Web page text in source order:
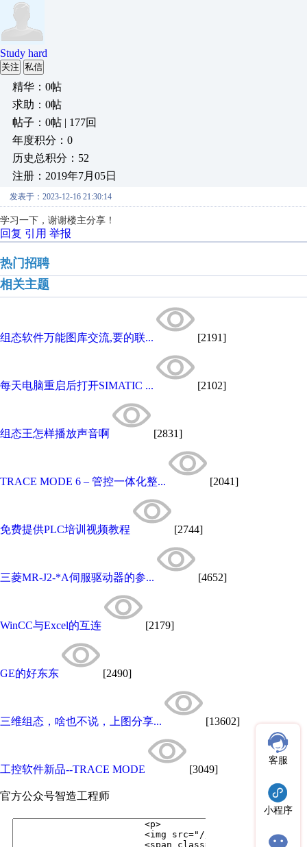
Study hard
关注 私信
精华：0帖
求助：0帖
帖子：0帖 | 177回
年度积分：0
历史总积分：52
注册：2019年7月05日
发表于：2023-12-16 21:30:14
学习一下，谢谢楼主分享！
回复 引用 举报
热门招聘
相关主题
组态软件万能图库交流,要的联... [2191]
每天电脑重启后打开SIMATIC ... [2102]
组态王怎样播放声音啊 [2831]
TRACE MODE 6 – 管控一体化整... [2041]
免费提供PLC培训视频教程 [2744]
三菱MR-J2-*A伺服驱动器的参... [4652]
WinCC与Excel的互连 [2179]
GE的好东东 [2490]
三维组态，啥也不说，上图分享... [13602]
工控软件新品--TRACE MODE [3049]
官方公众号智造工程师
客服
小程序